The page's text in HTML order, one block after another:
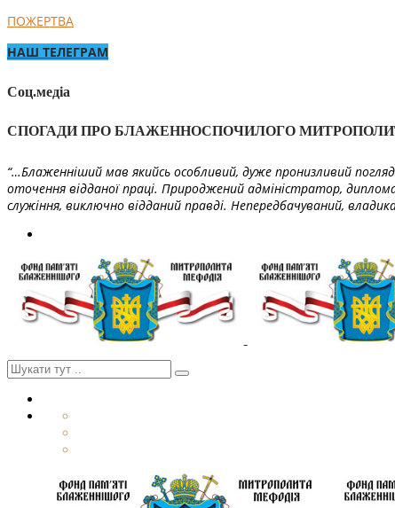
ПОЖЕРТВА
НАШ ТЕЛЕГРАМ
Соц.медіа
СПОГАДИ ПРО БЛАЖЕННОСПОЧИЛОГО
“…Блаженніший мав якийсь особливий, дуже пронизливий
оточення відданої праці. Природжений адміністратор,
служіння, виключно відданий правді. Непередбачуваний,